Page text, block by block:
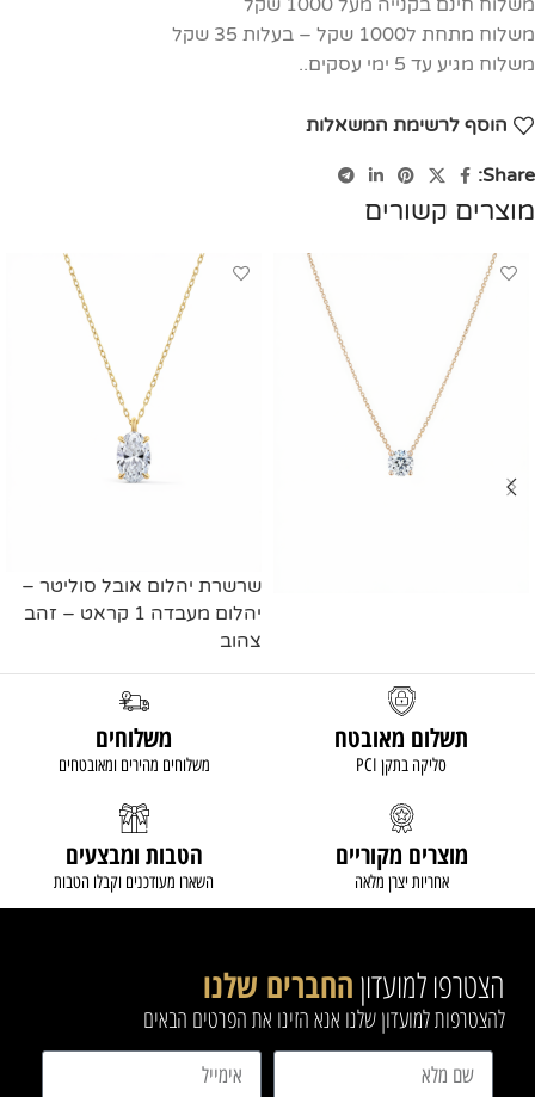
משלוח מתחת ל1000 שקל – בעלות 35 שקל
משלוח מגיע עד 5 ימי עסקים..
הוסף לרשימת המשאלות
Share:
מוצרים קשורים
שרשרת יהלום אובל סוליטר –
יהלום מעבדה 1 קראט – זהב
צהוב
תשלום מאובטח
סליקה בתקן PCI
משלוחים
משלוחים מהירים ומאובטחים
מוצרים מקוריים
אחריות יצרן מלאה
הטבות ומבצעים
השארו מעודכנים וקבלו הטבות
הצטרפו למועדוןהחברים שלנו
להצטרפות למועדון שלנו אנא הזינו את הפרטים הבאים